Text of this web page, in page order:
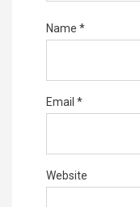
Name *
Email *
Website